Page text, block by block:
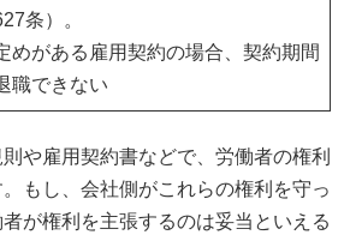
条）。
めがある雇用契約の場合、契約期間
職できない
や雇用契約書などで、労働者の権利
もし、会社側がこれらの権利を守っ
が権利を主張するのは妥当といえる